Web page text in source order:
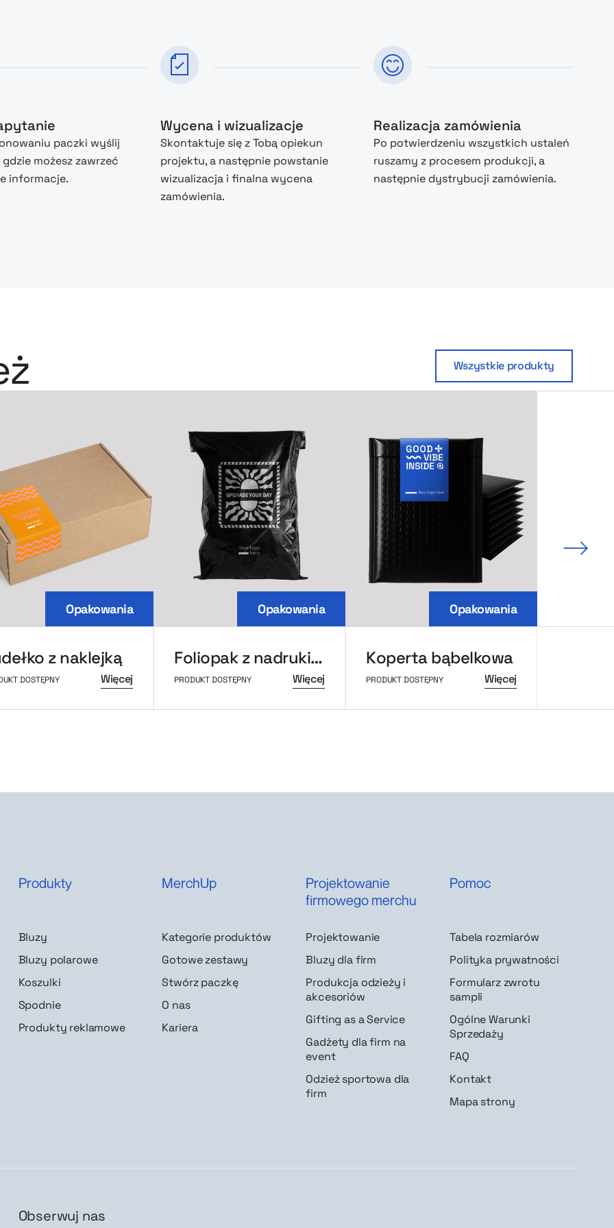
paczki wyślij
możesz zawrzeć
informacje.
Wycena i wizualizacje
Skontaktuje się z Tobą opiekun
projektu, a następnie powstanie
wizualizacja i finalna wycena
zamówienia.
Realizacja zamówienia
Po potwierdzeniu wszystkich ustaleń
ruszamy z procesem produkcji, a
następnie dystrybucji zamówienia.
Wszystkie produkty
Opakowania
z naklejką
DOSTĘPNY Więcej
Opakowania
Foliopak z nadrukiem
PRODUKT DOSTĘPNY Więcej
Opakowania
Koperta bąbelkowa
PRODUKT DOSTĘPNY Więcej
Produkty
Bluzy
Bluzy polarowe
Koszulki
Spodnie
Produkty reklamowe
MerchUp
Kategorie produktów
Gotowe zestawy
Stwórz paczkę
O nas
Kariera
Projektowanie
firmowego merchu
Projektowanie
Bluzy dla firm
Produkcja odzieży i
akcesoriów
Gifting as a Service
Gadżety dla firm na
event
Odzież sportowa dla
firm
Pomoc
Tabela rozmiarów
Polityka prywatności
Formularz zwrotu
sampli
Ogólne Warunki
Sprzedaży
FAQ
Kontakt
Mapa strony
Obserwuj nas